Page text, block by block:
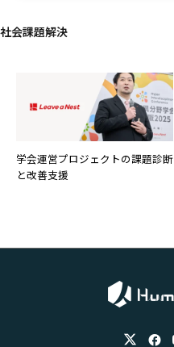
社会課題解決
学会運営プロジェクトの課題診断
と改善支援